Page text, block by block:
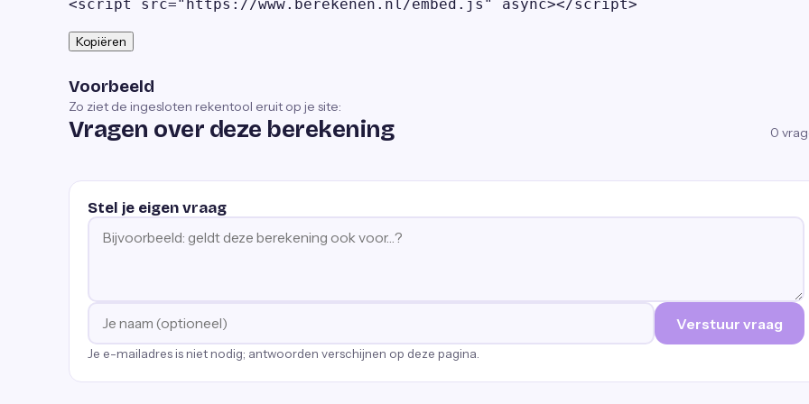
<script src="https://www.berekenen.nl/embed.js" async></script>
Kopiëren
Voorbeeld
Zo ziet de ingesloten rekentool eruit op je site:
Vragen over deze berekening 0
Stel je eigen vraag
Verstuur vraag
Je e-mailadres is niet nodig; antwoorden verschijnen op deze pagina.